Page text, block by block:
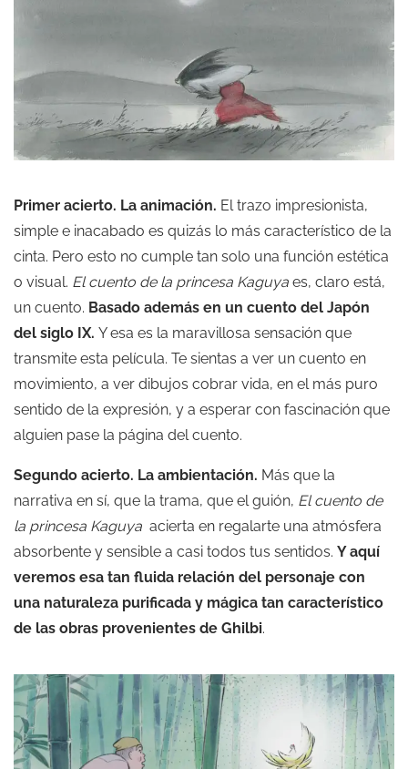
Primer acierto. La animación. El trazo impresionista,
simple e inacabado es quizás lo más característico de la
cinta. Pero esto no cumple tan solo una función estética
o visual. El cuento de la princesa Kaguya es, claro está,
un cuento. Basado además en un cuento del Japón
del siglo IX. Y esa es la maravillosa sensación que
transmite esta película. Te sientas a ver un cuento en
movimiento, a ver dibujos cobrar vida, en el más puro
sentido de la expresión, y a esperar con fascinación que
alguien pase la página del cuento.
Segundo acierto. La ambientación. Más que la
narrativa en sí, que la trama, que el guión, El cuento de
la princesa Kaguya acierta en regalarte una atmósfera
absorbente y sensible a casi todos tus sentidos. Y aquí
veremos esa tan fluida relación del personaje con
una naturaleza purificada y mágica tan característico
de las obras provenientes de Ghilbi.